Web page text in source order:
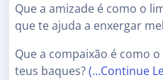
Que a amizade é como o
que te ajuda a enxergar
Que a compaixão é como
teus baques?(…Continue